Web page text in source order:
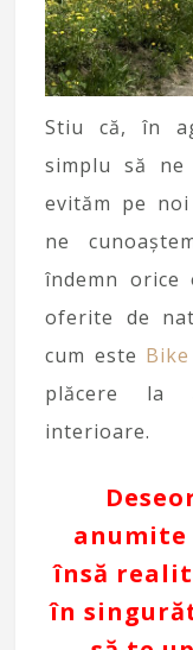
Stiu că, în
simplu să ne
evităm pe
ne
îndemn orice
oferite de
cum este
plăcere la
interioare.
anumite
însă
în